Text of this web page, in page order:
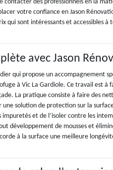
contacter des professionnels en la
votre confiance en Jason
qui sont intéressants et accessibles à
avec Jason
qui propose un accompagnement
à Vic La Gardiole. Ce travail est à
La pratique consiste à faire des
une solution de protection sur la
impuretés et de l’isoler contre les
développement de mousses et
à la surface une meilleure